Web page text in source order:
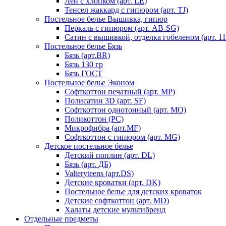
Тенсел жаккард с гипюром (арт. TJ)
Постельное белье Вышивка, гипюр
Перкаль с гипюром (арт. AB-SG)
Сатин с вышивкой, отделка гобеленом (арт.
Постельное белье Бязь
Бязь (арт.BR)
Бязь 130 гр
Бязь ГОСТ
Постельное белье Эконом
Софткоттон печатный (арт. MР)
Полисатин 3D (арт. SF)
Софткоттон однотонный (арт. MO)
Поликоттон (PC)
Микрофибра (арт.MF)
Софткоттон с гипюром (арт. MG)
Детское постельное белье
Детский поплин (арт. DL)
Бязь (арт. ДБ)
Valteryteens (арт.DS)
Детские кроватки (арт. DK)
Постельное белье для детских кроваток
Детские софткоттон (арт. MD)
Халаты детские мультибренд
Отдельные предметы